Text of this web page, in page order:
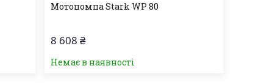
Мотопомпа Stark WP 80
8 608 ₴
Немає в наявності